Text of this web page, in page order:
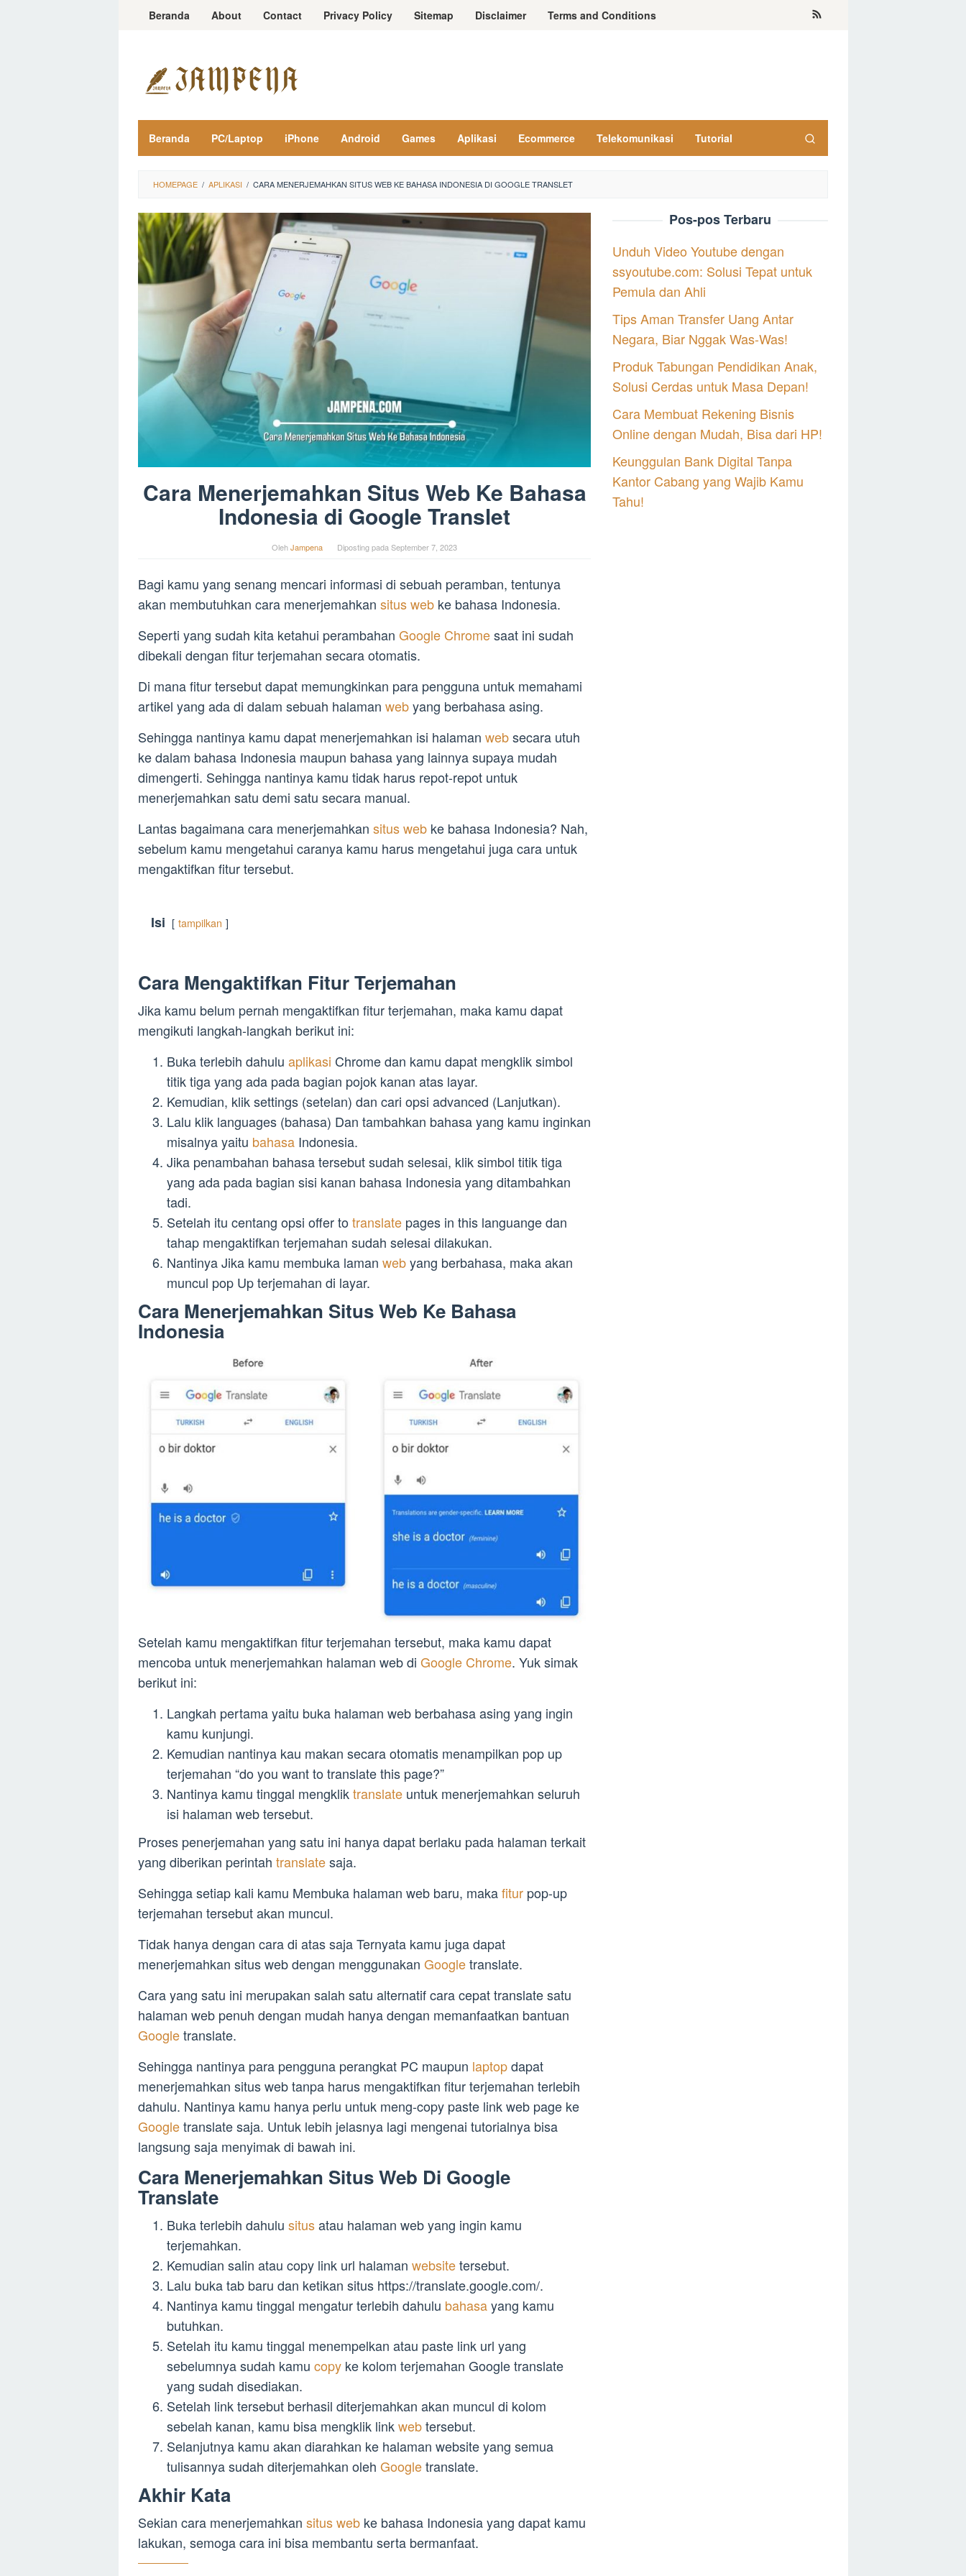
LoncatBeranda About Contact Privacy Policy Sitemap Disclaimer Terms and Conditions
Beranda PC/Laptop iPhone Android Games Aplikasi Ecommerce Telekomunikasi Tutorial
HOMEPAGE / APLIKASI / CARA MENERJEMAHKAN SITUS WEB KE BAHASA INDONESIA DI GOOGLE TRANSLET
Cara Menerjemahkan Situs Web Ke Bahasa
Indonesia di Google Translet
OlehJampena Diposting padaSeptember 7, 2023
Bagi kamu yang senang mencari informasi di sebuah peramban, tentunya
akan membutuhkan cara menerjemahkan situs web ke bahasa Indonesia.
Seperti yang sudah kita ketahui perambahan Google Chromesaat ini sudah
dibekali dengan fitur terjemahan secara otomatis.
Di mana fitur tersebut dapat memungkinkan para pengguna untuk memahami
artikel yang ada di dalam sebuah halaman webyang berbahasa asing.
Sehingga nantinya kamu dapat menerjemahkan isi halaman websecara utuh
ke dalam bahasa Indonesia maupun bahasa yang lainnya supaya mudah
dimengerti. Sehingga nantinya kamu tidak harus repot-repot untuk
menerjemahkan satu demi satu secara manual.
Lantas bagaimana cara menerjemahkan situs web ke bahasa Indonesia? Nah,
sebelum kamu mengetahui caranya kamu harus mengetahui juga cara untuk
mengaktifkan fitur tersebut.
Isi tampilkan
Cara Mengaktifkan Fitur Terjemahan
Jika kamu belum pernah mengaktifkan fitur terjemahan, maka kamu dapat
mengikuti langkah-langkah berikut ini:
Buka terlebih dahulu aplikasi Chrome dan kamu dapat mengklik simbol
titik tiga yang ada pada bagian pojok kanan atas layar.
Kemudian, klik settings (setelan) dan cari opsi advanced (Lanjutkan).
Lalu klik languages (bahasa) Dan tambahkan bahasa yang kamu inginkan
misalnya yaitu bahasa Indonesia.
Jika penambahan bahasa tersebut sudah selesai, klik simbol titik tiga
yang ada pada bagian sisi kanan bahasa Indonesia yang ditambahkan
tadi.
Setelah itu centang opsi offer totranslate pages in this languange dan
tahap mengaktifkan terjemahan sudah selesai dilakukan.
Nantinya Jika kamu membuka laman webyang berbahasa, maka akan
muncul pop Up terjemahan di layar.
Cara Menerjemahkan Situs Web Ke Bahasa
Indonesia
Setelah kamu mengaktifkan fitur terjemahan tersebut, maka kamu dapat
mencoba untuk menerjemahkan halaman web di Google Chrome. Yuk simak
berikut ini:
Langkah pertama yaitu buka halaman web berbahasa asing yang ingin
kamu kunjungi.
Kemudian nantinya kau makan secara otomatis menampilkan pop up
terjemahan “do you want to translate this page?”
Nantinya kamu tinggal mengkliktranslate untuk menerjemahkan seluruh
isi halaman web tersebut.
Proses penerjemahan yang satu ini hanya dapat berlaku pada halaman terkait
yang diberikan perintah translatesaja.
Sehingga setiap kali kamu Membuka halaman web baru, makafitur pop-up
terjemahan tersebut akan muncul.
Tidak hanya dengan cara di atas saja Ternyata kamu juga dapat
menerjemahkan situs web dengan menggunakan Googletranslate.
Cara yang satu ini merupakan salah satu alternatif cara cepat translate satu
halaman web penuh dengan mudah hanya dengan memanfaatkan bantuan
Googletranslate.
Sehingga nantinya para pengguna perangkat PC maupun laptopdapat
menerjemahkan situs web tanpa harus mengaktifkan fitur terjemahan terlebih
dahulu. Nantinya kamu hanya perlu untuk meng-copy paste link web page ke
Googletranslate saja. Untuk lebih jelasnya lagi mengenai tutorialnya bisa
langsung saja menyimak di bawah ini.
Cara Menerjemahkan Situs Web Di Google
Translate
Buka terlebih dahulu situsatau halaman web yang ingin kamu
terjemahkan.
Kemudian salin atau copy link url halaman websitetersebut.
Lalu buka tab baru dan ketikan situs https://translate.google.com/.
Nantinya kamu tinggal mengatur terlebih dahulu bahasayang kamu
butuhkan.
Setelah itu kamu tinggal menempelkan atau paste link url yang
sebelumnya sudah kamu copy ke kolom terjemahan Google translate
yang sudah disediakan.
Setelah link tersebut berhasil diterjemahkan akan muncul di kolom
sebelah kanan, kamu bisa mengklik linkwebtersebut.
Selanjutnya kamu akan diarahkan ke halaman website yang semua
tulisannya sudah diterjemahkan oleh Googletranslate.
Akhir Kata
Sekian cara menerjemahkan situs web ke bahasa Indonesia yang dapat kamu
lakukan, semoga cara ini bisa membantu serta bermanfaat.
Pos-pos Terbaru
Unduh Video Youtube dengan
ssyoutube.com: Solusi Tepat untuk
Pemula dan Ahli
Tips Aman Transfer Uang Antar
Negara, Biar Nggak Was-Was!
Produk Tabungan Pendidikan Anak,
Solusi Cerdas untuk Masa Depan!
Cara Membuat Rekening Bisnis
Online dengan Mudah, Bisa dari HP!
Keunggulan Bank Digital Tanpa
Kantor Cabang yang Wajib Kamu
Tahu!